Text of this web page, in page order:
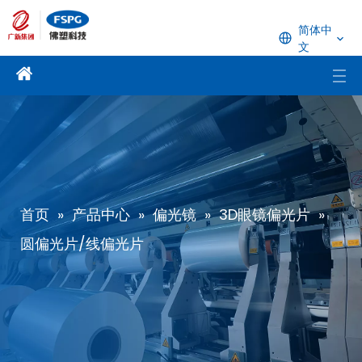
简体中
文
首页 » 产品中心 » 偏光镜 » 3D眼镜偏光片 »
圆偏光片/线偏光片